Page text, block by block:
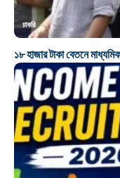
চাকরি
১৮ হাজার টাকা বেতনে